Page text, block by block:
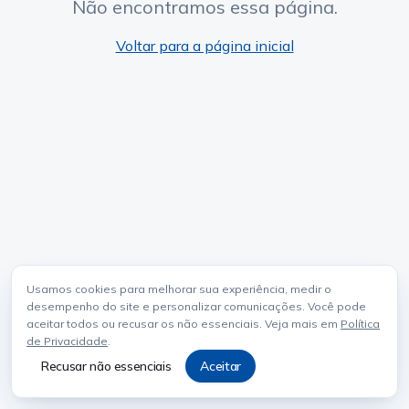
Usamos cookies para melhorar sua experiência, medir o
desempenho do site e personalizar comunicações. Você pode
aceitar todos ou recusar os não essenciais. Veja mais em Política
de Privacidade.
Recusar não essenciais Aceitar
Não encontramos essa página.
Voltar para a página inicial